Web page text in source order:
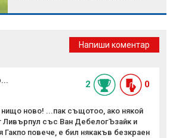
Напиши коментар
2 0
ново! ...пак същотоо, ако някой
Ливърпул със Ван ДебелогЪзайк и
Гакпо повече, е бил някакъв безкраен